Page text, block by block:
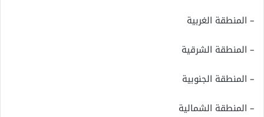
– المنطقة الغربية
– المنطقة الشرقية
– المنطقة الجنوبية
– المنطقة الشمالية